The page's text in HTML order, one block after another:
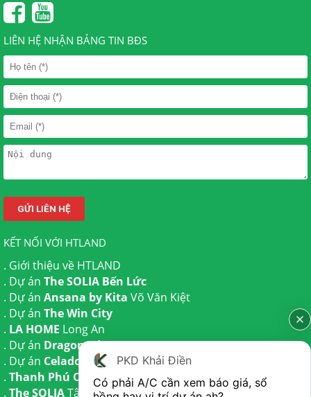
LIÊN HỆ NHẬN BẢNG TIN BĐS
KẾT NỐI VỚI HTLAND
. Giới thiệu về HTLAND
. Dự án The SOLIA Bến Lức
. Dự án Ansana by Kita Võ Văn Kiệt
. Dự án The Win City
. LA HOME Long An
. Dự án Dragon Eden Long An
. Dự án Celadon City
Tân Phú
. Thanh Phú Centre PointBến Lức
. The SOLIATây Ninh | Dự ánThe AGULATrần Anh và Dự
PKD Khải Điền
Có phải A/C cần xem báo giá, sổ